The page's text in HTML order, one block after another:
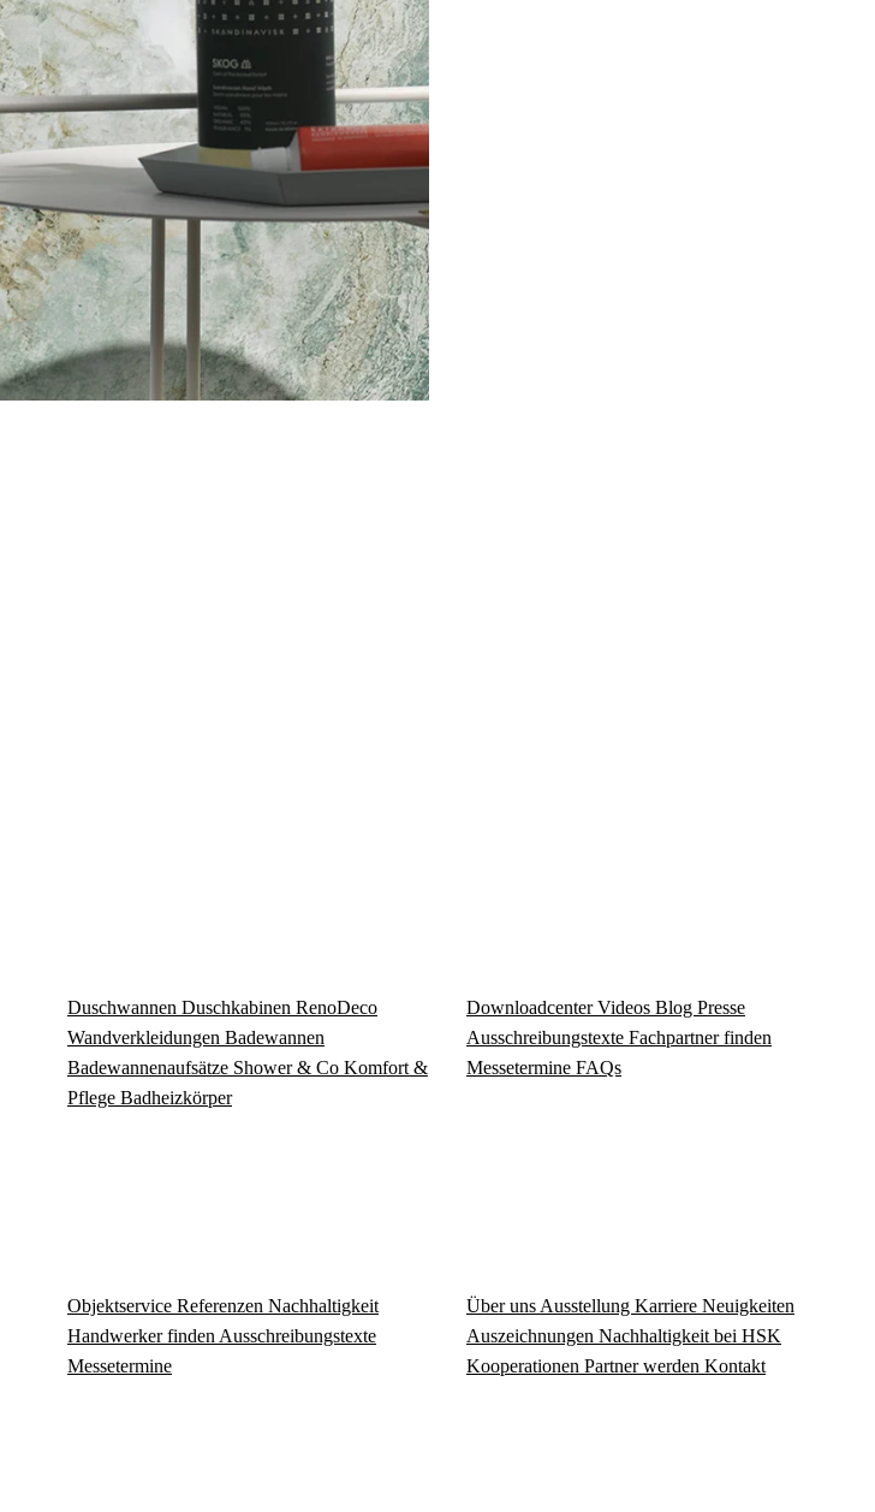
Duschwannen Duschkabinen RenoDeco
Wandverkleidungen Badewannen
Badewannenaufsätze Shower & Co Komfort &
Pflege Badheizkörper
Download­centerVideos Blog Presse
Ausschreibungstexte Fachpartner finden
Messetermine FAQs
Objektservice Referenzen Nachhaltigkeit
Handwerker findenAusschreibungstexte
Messetermine
Über unsAusstellung Karriere Neuigkeiten
Auszeichnungen Nachhaltigkeit bei HSK
Kooperationen Partner werden Kontakt